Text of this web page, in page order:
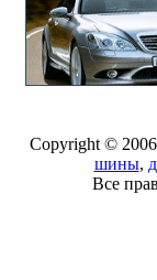
Copyright ©
шины,
Все